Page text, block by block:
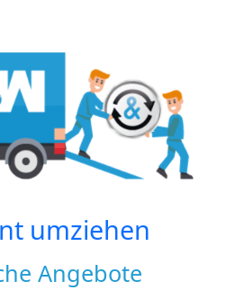
umziehen
Angebote